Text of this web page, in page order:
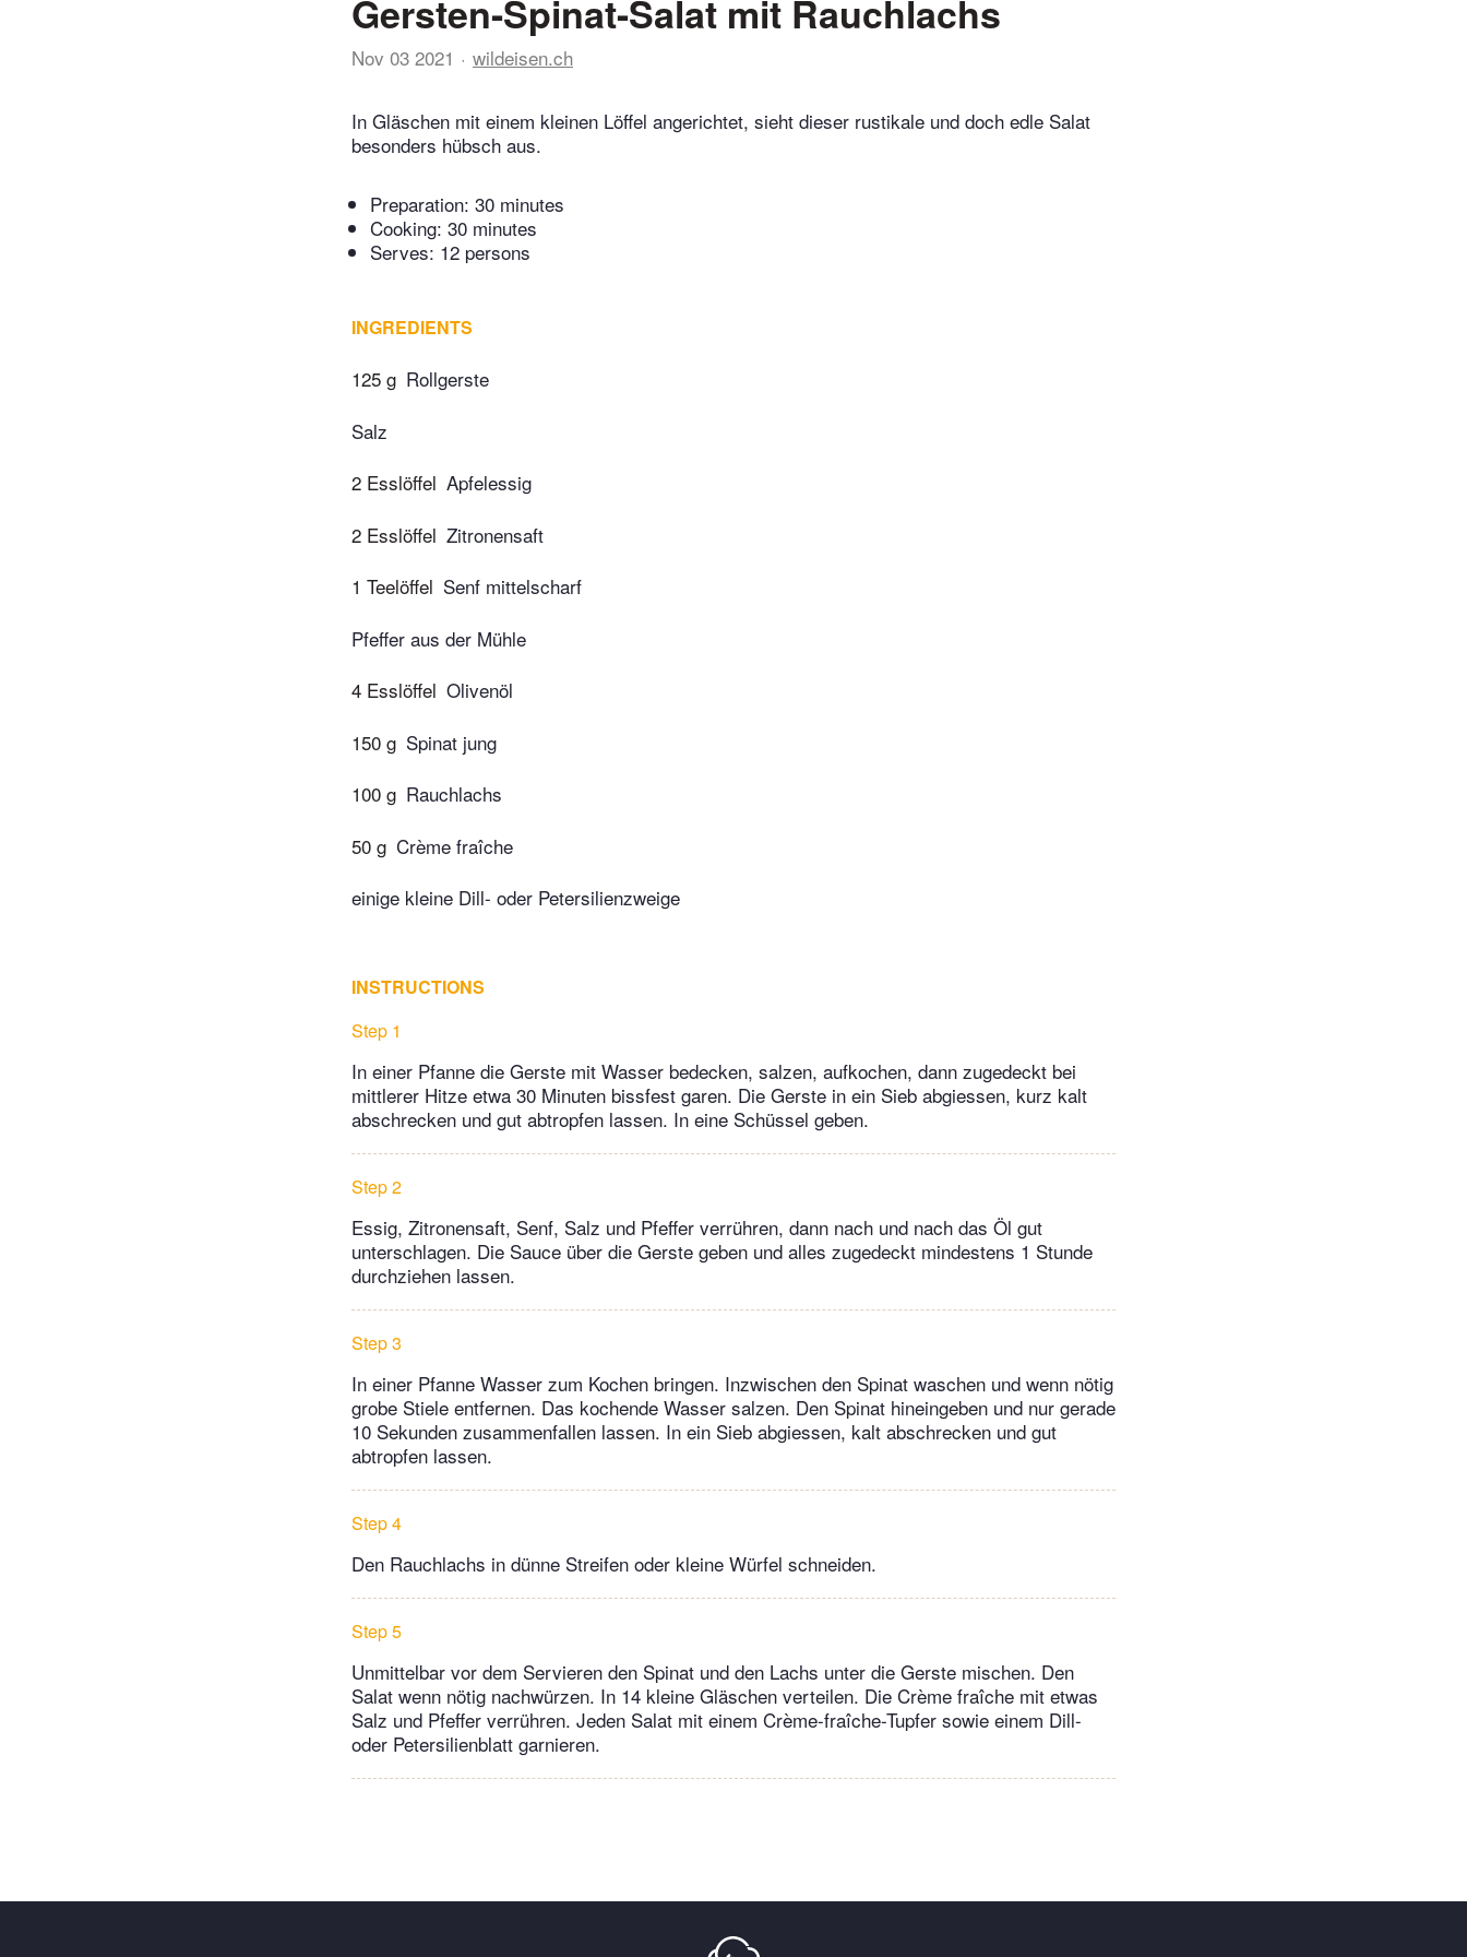
Gersten-Spinat-Salat mit Rauchlachs
Nov 03 2021 wildeisen.ch
In Gläschen mit einem kleinen Löffel angerichtet, sieht dieser rustikale und doch edle Salat
besonders hübsch aus.
Preparation: 30 minutes
Cooking: 30 minutes
Serves: 12 persons
INGREDIENTS
125 g Rollgerste
Salz
2 Esslöffel Apfelessig
2 Esslöffel Zitronensaft
1 Teelöffel Senf mittelscharf
Pfeffer aus der Mühle
4 Esslöffel Olivenöl
150 g Spinat jung
100 g Rauchlachs
50 g Crème fraîche
einige kleine Dill- oder Petersilienzweige
INSTRUCTIONS
Step 1
In einer Pfanne die Gerste mit Wasser bedecken, salzen, aufkochen, dann zugedeckt bei
mittlerer Hitze etwa 30 Minuten bissfest garen. Die Gerste in ein Sieb abgiessen, kurz kalt
abschrecken und gut abtropfen lassen. In eine Schüssel geben.
Step 2
Essig, Zitronensaft, Senf, Salz und Pfeffer verrühren, dann nach und nach das Öl gut
unterschlagen. Die Sauce über die Gerste geben und alles zugedeckt mindestens 1 Stunde
durchziehen lassen.
Step 3
In einer Pfanne Wasser zum Kochen bringen. Inzwischen den Spinat waschen und wenn nötig
grobe Stiele entfernen. Das kochende Wasser salzen. Den Spinat hineingeben und nur gerade
10 Sekunden zusammenfallen lassen. In ein Sieb abgiessen, kalt abschrecken und gut
abtropfen lassen.
Step 4
Den Rauchlachs in dünne Streifen oder kleine Würfel schneiden.
Step 5
Unmittelbar vor dem Servieren den Spinat und den Lachs unter die Gerste mischen. Den
Salat wenn nötig nachwürzen. In 14 kleine Gläschen verteilen. Die Crème fraîche mit etwas
Salz und Pfeffer verrühren. Jeden Salat mit einem Crème-fraîche-Tupfer sowie einem Dill-
oder Petersilienblatt garnieren.